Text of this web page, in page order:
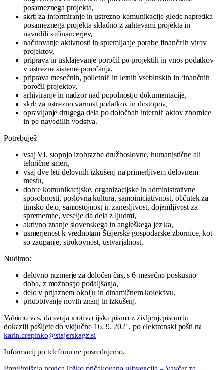
posameznega projekta,
skrb za informiranje in ustrezno komunikacijo glede napredka
posameznega projekta skladno z zahtevami projekta in
navodili sofinancerjev,
načrtovanje aktivnosti in spremljanje porabe finančnih virov
projektov,
priprava in usklajevanje poročil po projektih in vnos podatkov
v ustrezne sisteme poročanja,
priprava mesečnih, polletnih in letnih vsebinskih in finančnih
poročil projektov,
arhiviranje in nadzor nad popolnostjo dokumentacije,
skrb za ustrezno varnost podatkov in dostopov,
opravljanje drugega dela po določbah internih aktov zbornice
in po navodilih vodstva.
Potrebuješ:
vsaj VI. stopnjo izobrazbe družboslovne, humanistične ali
tehnične smeri,
vsaj dve leti delovnih izkušenj na primerljivem delovnem
mestu,
dobre komunikacijske, organizacijske in administrativne
sposobnosti, poslovna kultura, samoiniciativnost, občutek za
timsko delo, samostojnost in zanesljivost, dojemljivost za
spremembe, veselje do dela z ljudmi,
aktivno znanje slovenskega in angleškega jezika,
usmerjenost k vrednotam Štajerske gospodarske zbornice, kot
so zaupanje, strokovnost, ustvarjalnost.
Nudimo:
delovno razmerje za določen čas, s 6-mesečno poskusno
dobo, z možnostjo podaljšanja,
delo v prijaznem okolju in dinamičnem kolektivu,
pridobivanje novih znanj in izkušenj.
Vabimo vas, da svoja motivacijska pisma z življenjepisom in
dokazili pošljete do vključno 16. 9. 2021, po elektronski pošti na
karin.crepinko@stajerskagz.si
Informacij po telefonu ne posredujemo.